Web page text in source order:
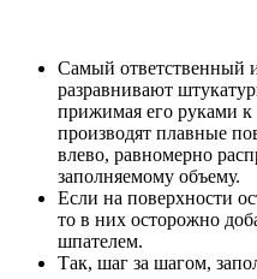
Самый ответственный
разравнивают
прижимая его руками
производят плавные
влево, равномерно
заполняемому объему.
Если на поверхности
то в них осторожно
шпателем.
Так, шаг за шагом,